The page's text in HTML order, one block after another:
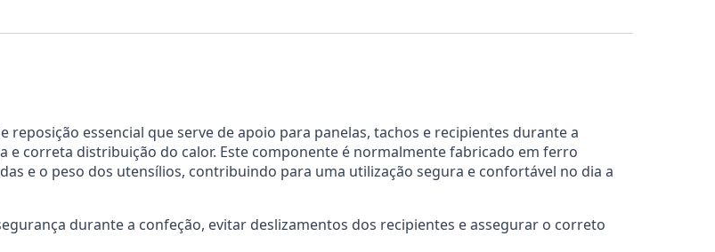
essencial que serve de apoio para panelas, tachos e recipientes durante a
correta distribuição do calor. Este componente é normalmente fabricado em ferro
e o peso dos utensílios, contribuindo para uma utilização segura e confortável no dia a
durante a confeção, evitar deslizamentos dos recipientes e assegurar o correto